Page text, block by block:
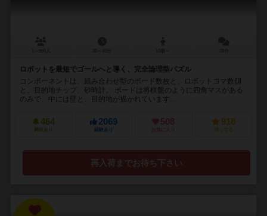
ロボットを最短でゴールへと導く、完全論理型パズル
コンポーネントは、組み合わせ型のボード数枚と、ロボットコマ数個
と、目的地チップ、砂時計。 ボードは将棋盤のように四角マスがある
のみで、中には壁と、目的地が描かれています...
464
興味あり
2069
経験あり
508
お気に入り
918
持ってる
再入荷までお待ち下さい